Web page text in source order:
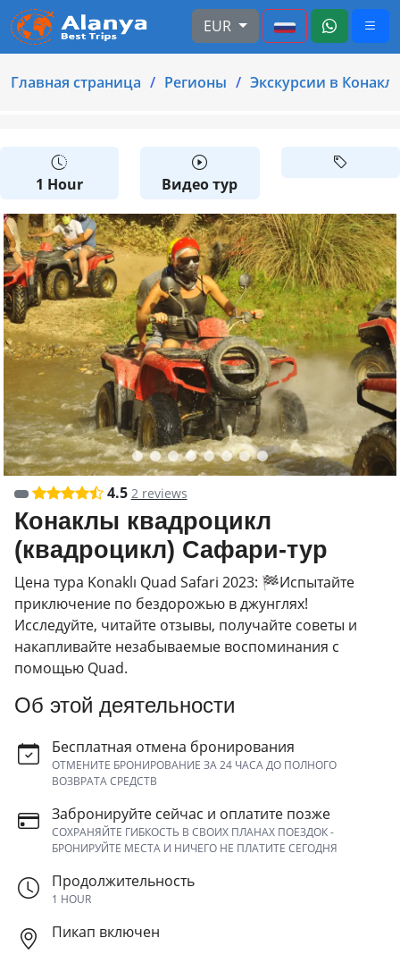
EUR
Главная страница Регионы Экскурсии в
1 Hour Видео тур
4.5 2 reviews
Конаклы квадроцикл
(квадроцикл) Сафари-тур
Цена тура Konaklı Quad Safari 2023: 🏁Испытайте
приключение по бездорожью в джунглях!
Исследуйте, читайте отзывы, получайте советы и
накапливайте незабываемые воспоминания с
помощью Quad.
Об этой деятельности
Бесплатная отмена бронирования
ОТМЕНИТЕ БРОНИРОВАНИЕ ЗА 24 ЧАСА ДО ПОЛНОГО
ВОЗВРАТА СРЕДСТВ
Забронируйте сейчас и оплатите позже
СОХРАНЯЙТЕ ГИБКОСТЬ В СВОИХ ПЛАНАХ ПОЕЗДОК -
БРОНИРУЙТЕ МЕСТА И НИЧЕГО НЕ ПЛАТИТЕ СЕГОДНЯ
Продолжительность
1 HOUR
Пикап включен